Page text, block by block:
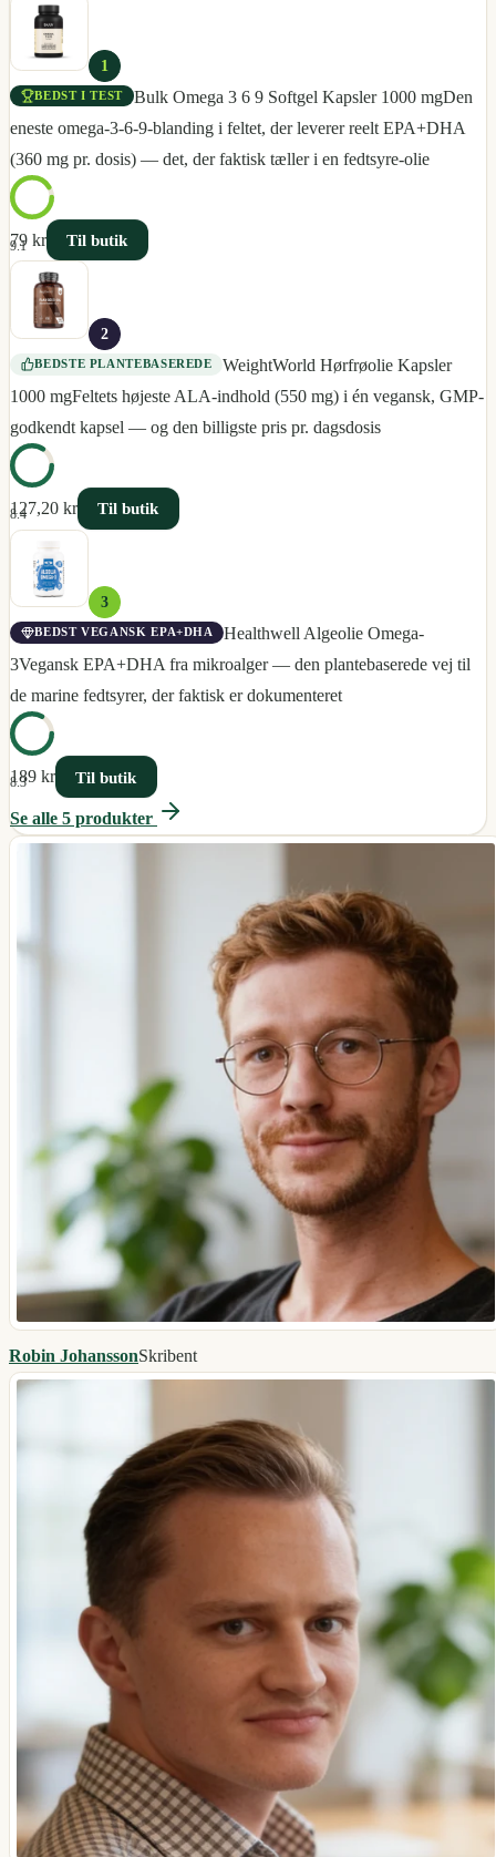
1
BEDST I TEST Bulk Omega 3 6 9 Softgel Kapsler 1000 mgDen
eneste omega-3-6-9-blanding i feltet, der leverer reelt EPA+DHA
(360 mg pr. dosis) — det, der faktisk tæller i en fedtsyre-olie
9.1
79 kr Til butik
2
BEDSTE PLANTEBASEREDE
WeightWorld Hørfrøolie Kapsler
1000 mgFeltets højeste ALA-indhold (550 mg) i én vegansk, GMP-
godkendt kapsel — og den billigste pris pr. dagsdosis
8.4
127,20 kr Til butik
3
BEDST VEGANSK EPA+DHA
Healthwell Algeolie Omega-
3Vegansk EPA+DHA fra mikroalger — den plantebaserede vej til
de marine fedtsyrer, der faktisk er dokumenteret
8.3
189 kr Til butik
Se alle 5 produkter
Robin JohanssonSkribent